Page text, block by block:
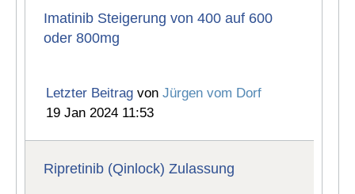
Imatinib Steigerung von 400 auf 600
oder 800mg
Letzter Beitrag vonJürgen vom Dorf
19 Jan 2024 11:53
Ripretinib (Qinlock) Zulassung